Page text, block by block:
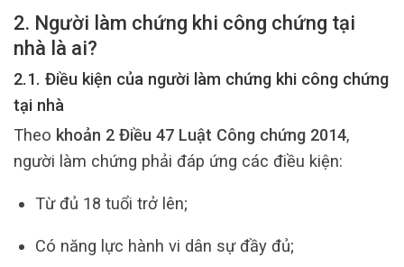
2. Người làm chứng khi công chứng tại
nhà là ai?
2.1. Điều kiện của người làm chứng khi công chứng
tại nhà
Theo khoản 2 Điều 47 Luật Công chứng 2014,
người làm chứng phải đáp ứng các điều kiện:
Từ đủ 18 tuổi trở lên;
Có năng lực hành vi dân sự đầy đủ;